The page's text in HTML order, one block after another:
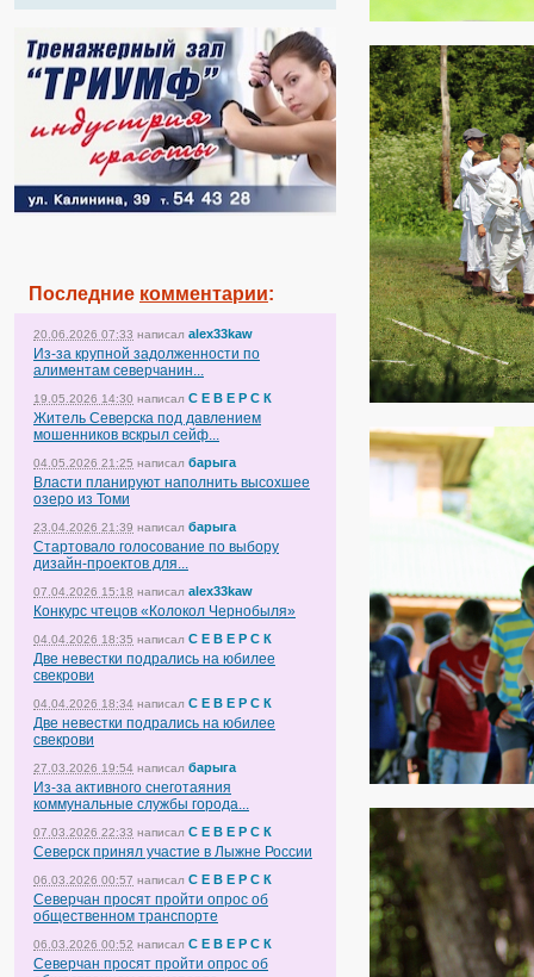
Последние комментарии:
20.06.2026 07:33 написал alex33kaw
Из-за крупной задолженности по
алиментам северчанин...
19.05.2026 14:30 написал С Е В Е Р С К
Житель Северска под давлением
мошенников вскрыл сейф...
04.05.2026 21:25 написал барыга
Власти планируют наполнить высохшее
озеро из Томи
23.04.2026 21:39 написал барыга
Стартовало голосование по выбору
дизайн-проектов для...
07.04.2026 15:18 написал alex33kaw
Конкурс чтецов «Колокол Чернобыля»
04.04.2026 18:35 написал С Е В Е Р С К
Две невестки подрались на юбилее
свекрови
04.04.2026 18:34 написал С Е В Е Р С К
Две невестки подрались на юбилее
свекрови
27.03.2026 19:54 написал барыга
Из-за активного снеготаяния
коммунальные службы города...
07.03.2026 22:33 написал С Е В Е Р С К
Северск принял участие в Лыжне России
06.03.2026 00:57 написал С Е В Е Р С К
Северчан просят пройти опрос об
общественном транспорте
06.03.2026 00:52 написал С Е В Е Р С К
Северчан просят пройти опрос об